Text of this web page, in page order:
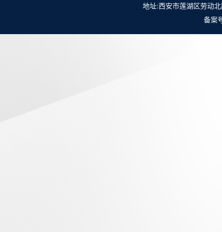
地址:西安市莲湖区劳动
备案